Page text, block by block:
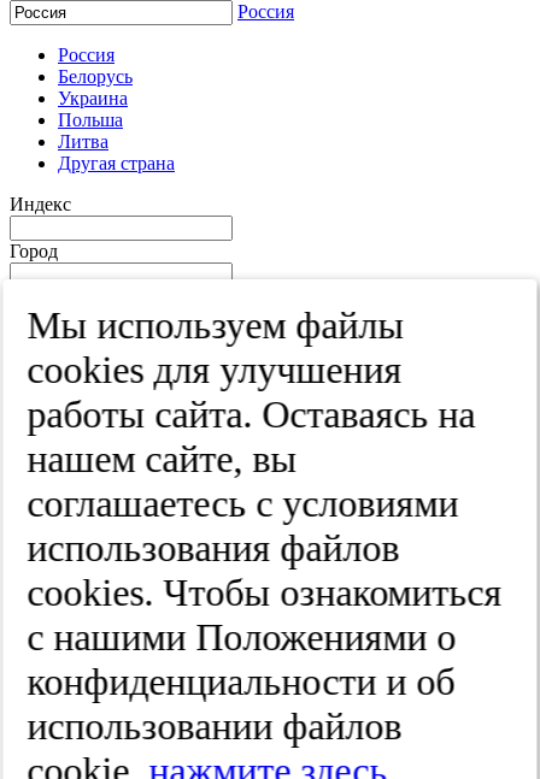
Россия
Россия
Белорусь
Украина
Польша
Литва
Другая страна
Индекс
Город
Улица
Квартира
Пароль
Повторите пароль
Мы используем файлы
cооkies для улучшения
работы сайта. Оставаясь на
нашем сайте, вы
соглашаетесь с условиями
использования файлов
cооkies. Чтобы ознакомиться
с нашими Положениями о
конфиденциальности и об
использовании файлов